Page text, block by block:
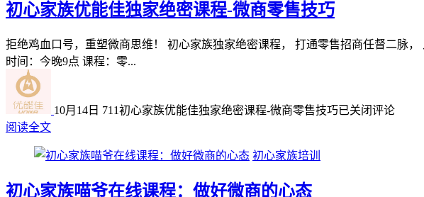
初心家族优能佳独家绝密课程-微商零售技巧
拒绝鸡血口号，重塑微商思维！ 初心家族独家绝密课程， 打通零售招商任督二脉
时间：今晚9点 课程：零...
10月14日 711初心家族优能佳独家绝密课程-微商零售技巧已关闭评论
阅读全文
初心家族培训
初心家族喵爷在线课程：做好微商的心态